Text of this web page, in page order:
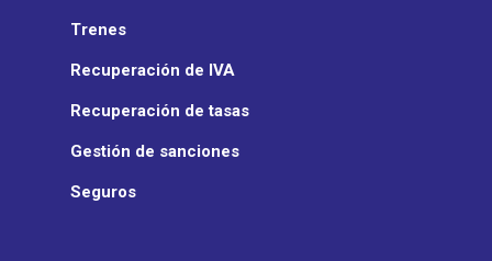
Trenes
Recuperación de IVA
Recuperación de tasas
Gestión de sanciones
Seguros